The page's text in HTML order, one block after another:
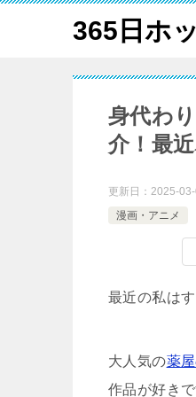
365日ホ
身代わ
介！最
更新日： 2025-
漫画・アニメ
最近の私は
大人気の薬
作品が好き